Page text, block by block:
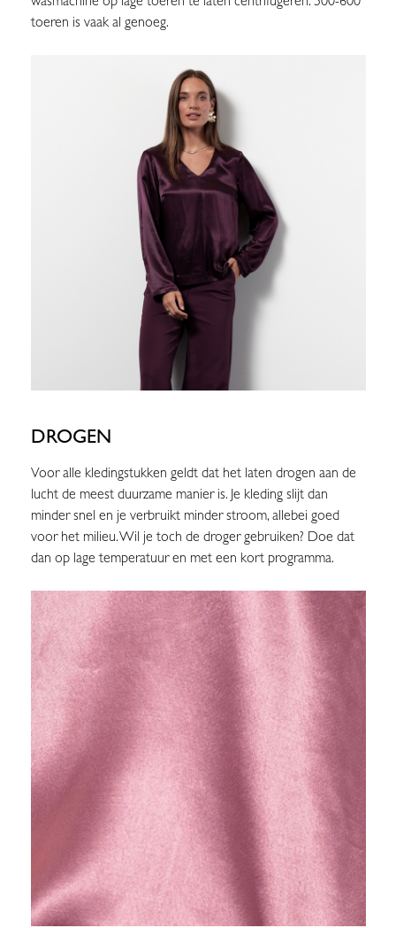
toeren is vaak al genoeg.
DROGEN
Voor alle kledingstukken geldt dat het laten drogen aan de
lucht de meest duurzame manier is. Je kleding slijt dan
minder snel en je verbruikt minder stroom, allebei goed
voor het milieu. Wil je toch de droger gebruiken? Doe dat
dan op lage temperatuur en met een kort programma.